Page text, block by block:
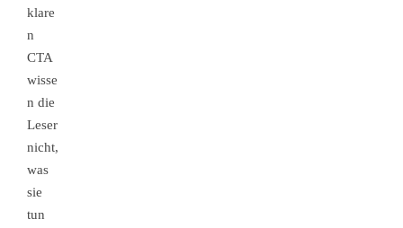
klare
n
CTA
wisse
n die
Leser
nicht,
was
sie
tun